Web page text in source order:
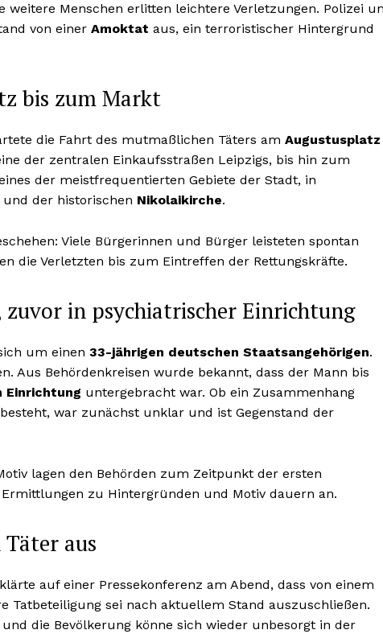
weitere Menschen erlitten leichtere Verletzungen. Polizei
von einer Amoktat aus, ein terroristischer Hintergrund
bis zum Markt
die Fahrt des mutmaßlichen Täters am Augustusplatz
der zentralen Einkaufsstraßen Leipzigs, bis hin zum
der meistfrequentierten Gebiete der Stadt, in
und der historischen Nikolaikirche.
Viele Bürgerinnen und Bürger leisteten spontan
die Verletzten bis zum Eintreffen der Rettungskräfte.
in psychiatrischer Einrichtung
um einen 33-jährigen deutschen Staatsangehörigen.
Aus Behördenkreisen wurde bekannt, dass der Mann bis
Einrichtung untergebracht war. Ob ein Zusammenhang
war zunächst unklar und ist Gegenstand der
lagen den Behörden zum Zeitpunkt der ersten
zu Hintergründen und Motiv dauern an.
aus
auf einer Pressekonferenz am Abend, dass von einem
Tatbeteiligung sei nach aktuellem Stand auszuschließen.
die Bevölkerung könne sich wieder unbesorgt in der